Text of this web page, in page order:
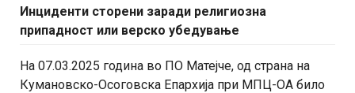
Инциденти сторени заради религиозна
припадност или верско убедување
На 07.03.2025 година во ПО Матејче, од страна на
Кумановско-Осоговска Епархија при МПЦ-ОА било